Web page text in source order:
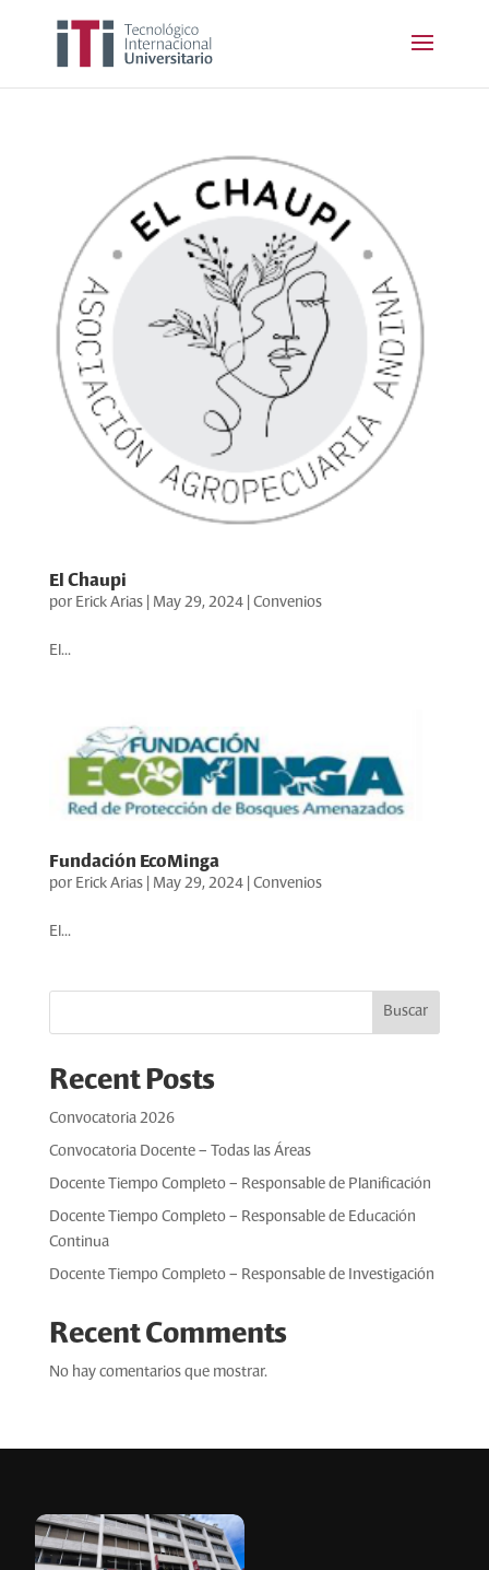
El Chaupi
por Erick Arias| May 29, 2024| Convenios
El...
Fundación EcoMinga
por Erick Arias| May 29, 2024| Convenios
El...
Buscar
Recent Posts
Convocatoria 2026
Convocatoria Docente – Todas las Áreas
Docente Tiempo Completo – Responsable de Planificación
Docente Tiempo Completo – Responsable de Educación
Continua
Docente Tiempo Completo – Responsable de Investigación
Recent Comments
No hay comentarios que mostrar.